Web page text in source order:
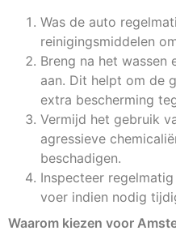
Was de auto
reinigingsmiddelen
Breng na het wassen
aan. Dit helpt om de
extra bescherming
Vermijd het gebruik
agressieve
beschadigen.
Inspecteer
voer indien nodig
Waarom kiezen voor